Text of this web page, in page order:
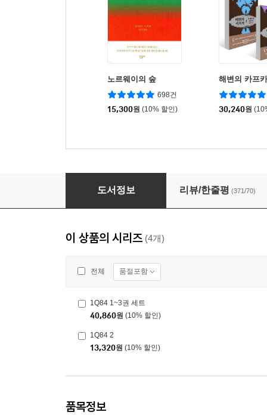
노르웨이의 숲
698건
15,300원 (10% 할인)
해변의 카프
30,240원
도서정보 리뷰/한줄평 (371/70)
이 상품의 시리즈 (4개)
전체 품절포함
1Q84 1~3권 세트
40,860원 (10% 할인)
1Q84 2
13,320원 (10% 할인)
품목정보